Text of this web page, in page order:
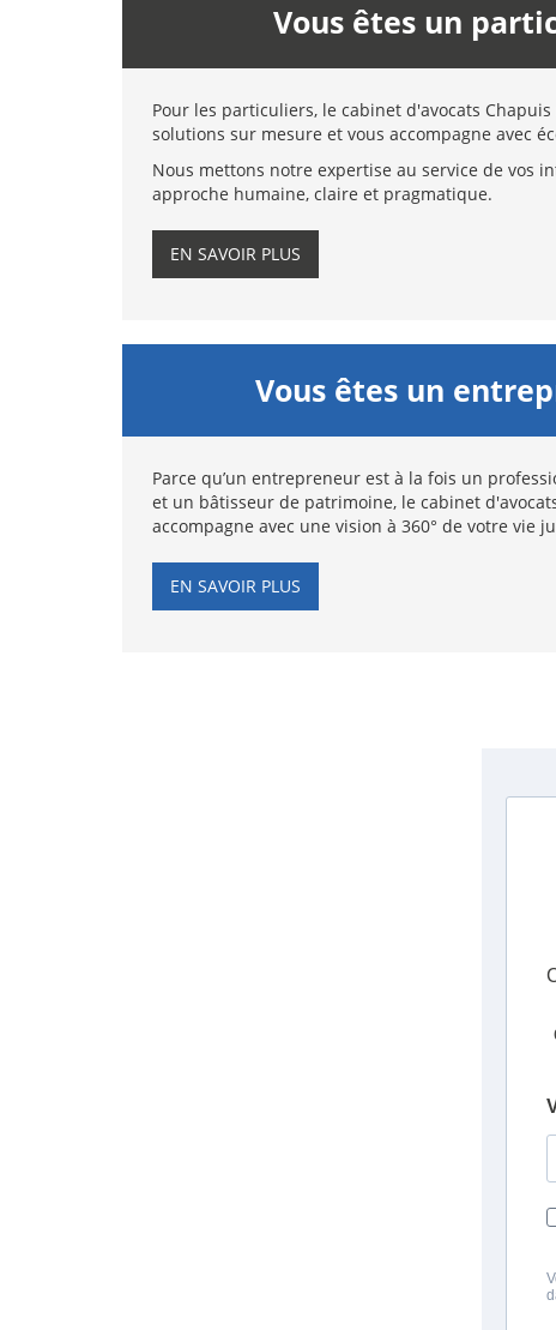
Vous êtes un
Pour les particuliers, le cabinet d'avocats
solutions sur mesure et vous accompagne avec
Nous mettons notre expertise au service de vos
approche humaine, claire et pragmatique.
EN SAVOIR PLUS
Vous êtes un
Parce qu’un entrepreneur est à la fois un
et un bâtisseur de patrimoine, le cabinet
accompagne avec une vision à 360° de votre vie
EN SAVOIR PLUS